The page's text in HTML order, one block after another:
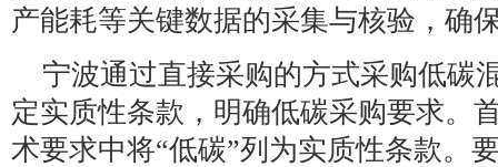
产能耗等关键数据的采集与核验，确
宁波通过直接采购的方式采购低碳
定实质性条款，明确低碳采购要求。
术要求中将“低碳”列为实质性条款。